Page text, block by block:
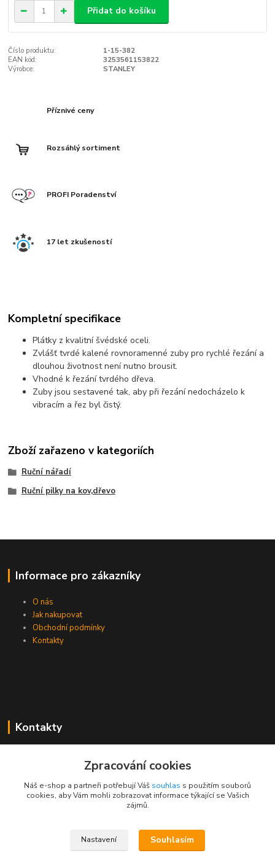
Přidat do košíku
Číslo produktu:
1-15-382
EAN kód:
3253561153822
Výrobce:
STANLEY
Příznivé ceny
Rozsáhlý sortiment
PROFI Poradenství
17 let zkušeností
Kompletní specifikace
Plátky z kvalitní švédské oceli.
Zvlášť tvrdé kalené rovnoramenné zuby pro rychlé řezání a
dlouhou životnost není nutno brousit.
Vhodné k řezání tvrdého dřeva.
Zuby jsou sestavené tak, aby při řezání nedocházelo k
vibracím a řez byl čistý.
Zboží zařazeno v kategoriích
Ruční nářadí
Ruční pilky na kov,dřevo
Informace pro zákazníky
O nás
Jak nakupovat
Obchodní podmínky
Kontakty
Kontakty
+420 733 530 378
(Po-Pá, 8-15 hod.)
Zpracování cookies
Náš e-shop a partneři potřebují Váš souhlas s použitím souborů
cookies, aby Vám mohli zobrazovat informace týkající se Vašich
zájmů.
Nastavení Souhlasím